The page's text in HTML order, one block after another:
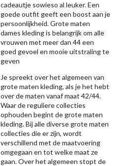
cadeautje sowieso al leuker. Een
goede outfit geeft een boost aan je
persoonlijkheid. Grote maten
dames kleding is belangrijk om alle
vrouwen met meer dan 44 een
goed gevoel en mooie uitstraling te
geven
Je spreekt over het algemeen van
grote maten kleding, als je het hebt
over de maten vanaf maat 42/44.
Waar de reguliere collecties
ophouden begint de grote maten
kleding. Bij alle diverse grote maten
collecties die er zijn, wordt
verschillend met de maatvoering
omgegaan en tot welke maat ze
gaan. Over het algemeen stopt de